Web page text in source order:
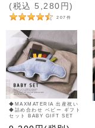
(税込 5,280 円)
207 件
◆MAXMATERIA 出産祝い
◆詰め合わせ ベビー ギフト
セット BABY GIFT SET